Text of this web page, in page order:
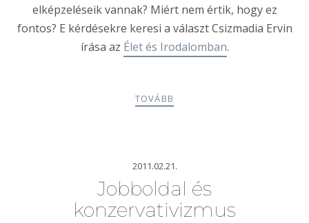
elképzeléseik vannak? Miért nem értik, hogy ez
fontos? E kérdésekre keresi a választ Csizmadia Ervin
írása az Élet és Irodalomban.
TOVÁBB
2011.02.21.
Jobboldal és
konzervativizmus